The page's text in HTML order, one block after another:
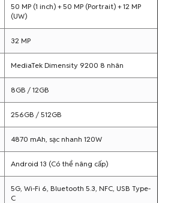
50 MP (1 inch) + 50 MP (Portrait) + 12 MP
(UW)
32 MP
MediaTek Dimensity 9200 8 nhân
8GB / 12GB
256GB / 512GB
4870 mAh, sạc nhanh 120W
Android 13 (Có thể nâng cấp)
5G, Wi-Fi 6, Bluetooth 5.3, NFC, USB Type-
C